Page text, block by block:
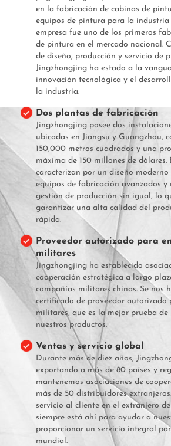
en la fabricación de cabinas de
equipos de pintura para la
empresa fue uno de los primeros
de pintura en el mercado nacional.
de diseño, producción y servicio de
Jingzhongjing ha estado a la
innovación tecnológica y el
la industria.
Dos plantas de fabricación
Jingzhongjing posee dos
ubicadas en Jiangsu y Guangzhou,
150,000 metros cuadrados y una
máxima de 150 millones de dólares.
caracterizan por un diseño moderno
equipos de fabricación avanzados y
gestión de producción sin igual, lo
garantizar una alta calidad del
rápida.
Proveedor autorizado para
militares
Jingzhongjing ha establecido
cooperación estratégica a largo
compañías militares chinas. Se nos
certificado de proveedor autorizado
militares, que es la mejor prueba
nuestros productos.
Ventas y servicio global
Durante más de diez años,
exportando a más de 80 países y
mantenemos asociaciones de
más de 50 distribuidores
servicio al cliente en el extranjero
siempre está ahí para ayudar a
proporcionar un servicio integral
mundial.